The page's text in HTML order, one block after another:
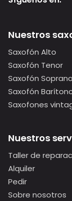
Nuestros
Saxofón Alto
Saxofón Tenor
Saxofón Soprano
Saxofón
Saxofones
Nuestros
Taller de
Alquiler
Pedir
Sobre nosotros